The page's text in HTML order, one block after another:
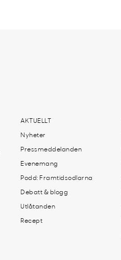
AKTUELLT
Nyheter
Pressmeddelanden
Evenemang
Podd: Framtidsodlarna
Debatt & blogg
Utlåtanden
Recept